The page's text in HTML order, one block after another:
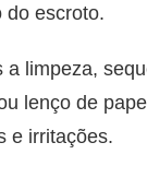
do escroto.
a limpeza,
lenço de
e irritações.